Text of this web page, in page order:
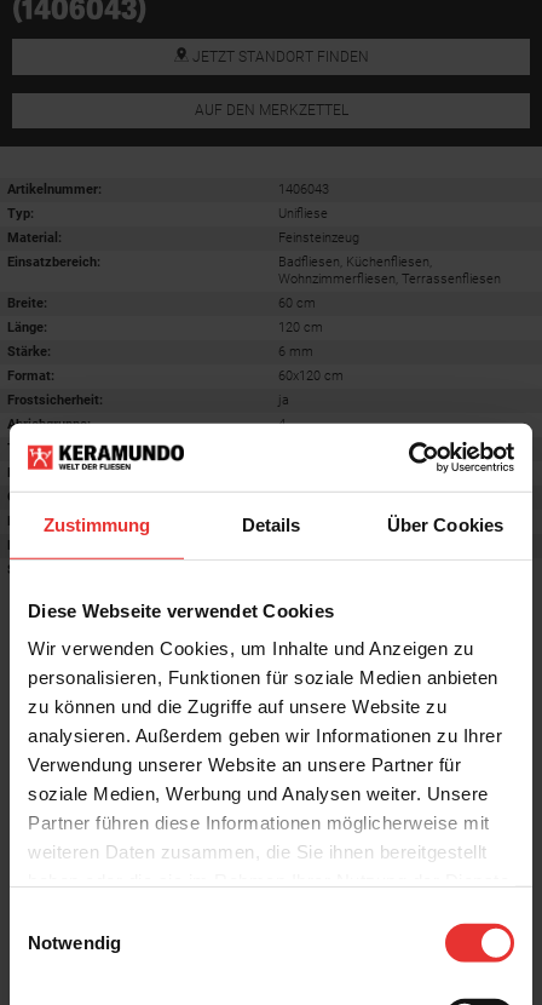
Zustimmung Details Über Cookies
Diese Webseite verwendet Cookies
Wir verwenden Cookies, um Inhalte und Anzeigen zu
personalisieren, Funktionen für soziale Medien anbieten
zu können und die Zugriffe auf unsere Website zu
analysieren. Außerdem geben wir Informationen zu Ihrer
Verwendung unserer Website an unsere Partner für
soziale Medien, Werbung und Analysen weiter. Unsere
Partner führen diese Informationen möglicherweise mit
weiteren Daten zusammen, die Sie ihnen bereitgestellt
Notwendig
(1406043)
JETZT STANDORT FINDEN
AUF DEN MERKZETTEL
Artikelnummer:
1406043
Typ:
Unifliese
Material:
Feinsteinzeug
Einsatzbereich:
Badfliesen, Küchenfliesen,
Wohnzimmerfliesen, Terrassenfliesen
Breite:
60 cm
Länge:
120 cm
Stärke:
6 mm
Format:
60x120 cm
Frostsicherheit:
ja
Abriebgruppe:
4
Trittsicherheit barfuß:
Farbton:
Oberfläche:
matt
Rektifiziert:
ja
Rutschhemmwert
Stilrichtung
Weitere Produkte aus der Serie
Solana